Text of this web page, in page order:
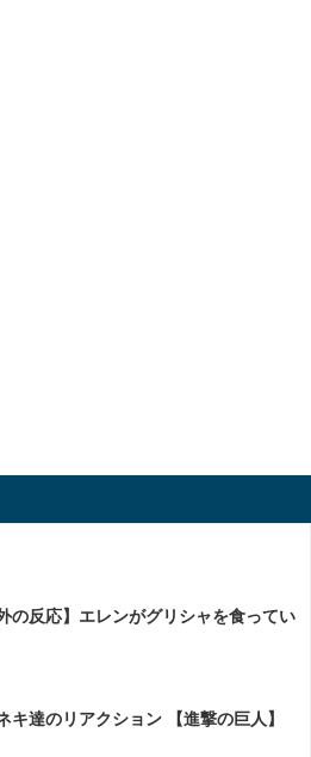
の反応】エレンがグリシャを食ってい
キ達のリアクション 【進撃の巨人】